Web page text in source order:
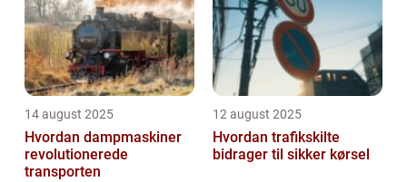
...
14 august 2025
Hvordan dampmaskiner
revolutionerede
transporten
12 august 2025
Hvordan trafikskilte
bidrager til sikker kørsel